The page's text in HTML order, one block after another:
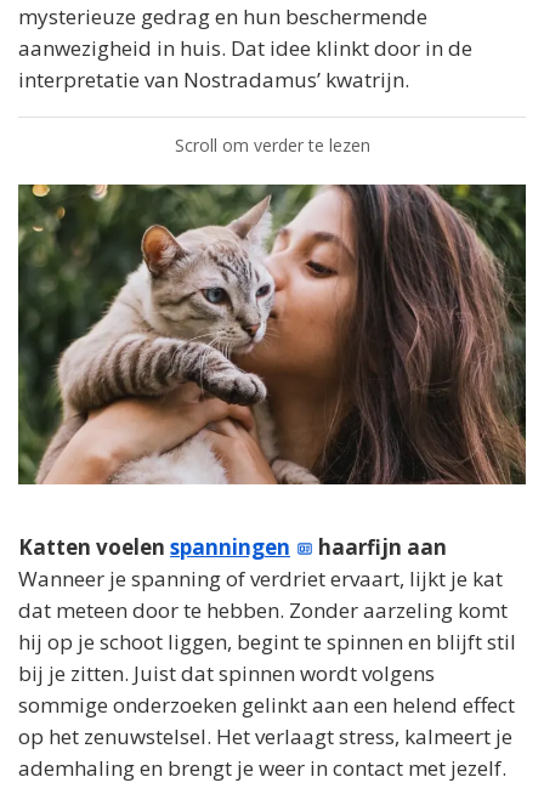
mysterieuze gedrag en hun beschermende
aanwezigheid in huis. Dat idee klinkt door in de
interpretatie van Nostradamus’ kwatrijn.
Scroll om verder te lezen
Katten voelen spanningen
haarfijn aan
Wanneer je spanning of verdriet ervaart, lijkt je kat
dat meteen door te hebben. Zonder aarzeling komt
hij op je schoot liggen, begint te spinnen en blijft stil
bij je zitten. Juist dat spinnen wordt volgens
sommige onderzoeken gelinkt aan een helend effect
op het zenuwstelsel. Het verlaagt stress, kalmeert je
ademhaling en brengt je weer in contact met jezelf.